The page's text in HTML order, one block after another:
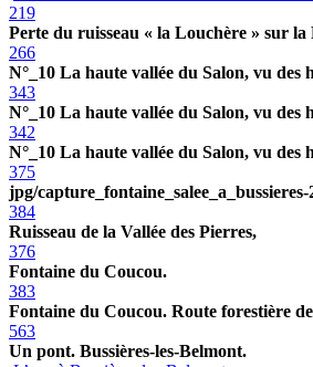
219
Perte du ruisseau « la Louchère » sur la
266
N°_10 La haute vallée du Salon, vu des
343
N°_10 La haute vallée du Salon, vu des
342
N°_10 La haute vallée du Salon, vu des
375
jpg/
384
Ruisseau de la Vallée des Pierres,
376
Fontaine du Coucou.
383
Fontaine du Coucou. Route forestière
563
Un pont. Bussières-les-Belmont.